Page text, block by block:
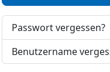
Passwort vergessen?
Benutzername